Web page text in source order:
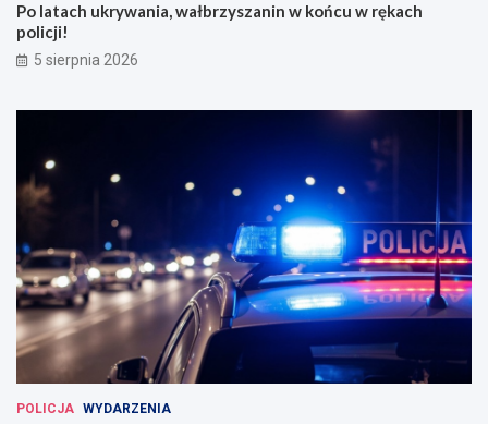
Po latach ukrywania, wałbrzyszanin w końcu w rękach
policji!
5 sierpnia 2026
POLICJA WYDARZENIA